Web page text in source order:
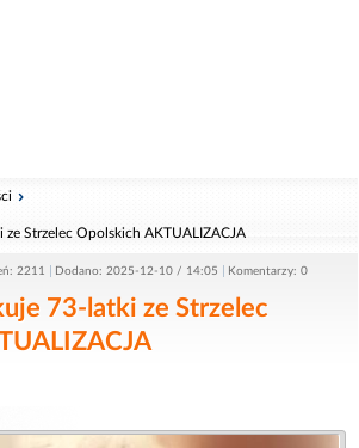
Strzelec Opolskich AKTUALIZACJA
2211 Dodano: 2025-12-10 / 14:05 Komentarzy: 0
73-latki ze Strzelec